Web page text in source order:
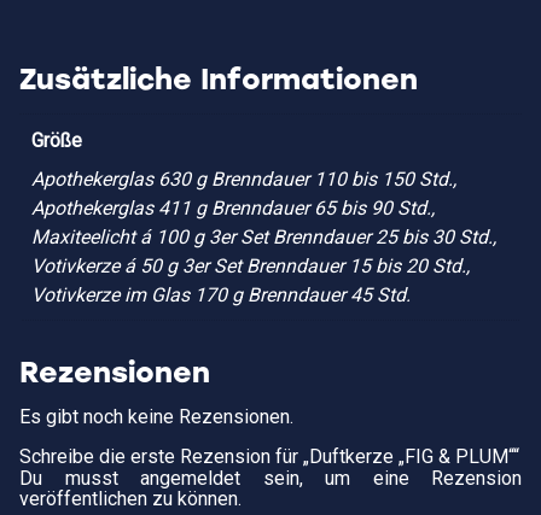
Zusätzliche Informationen
Größe
Apothekerglas 630 g Brenndauer 110 bis 150 Std.,
Apothekerglas 411 g Brenndauer 65 bis 90 Std.,
Maxiteelicht á 100 g 3er Set Brenndauer 25 bis 30 Std.,
Votivkerze á 50 g 3er Set Brenndauer 15 bis 20 Std.,
Votivkerze im Glas 170 g Brenndauer 45 Std.
Rezensionen
Es gibt noch keine Rezensionen.
Schreibe die erste Rezension für „Duftkerze „FIG & PLUM““
Du musst angemeldet sein, um eine Rezension
veröffentlichen zu können.